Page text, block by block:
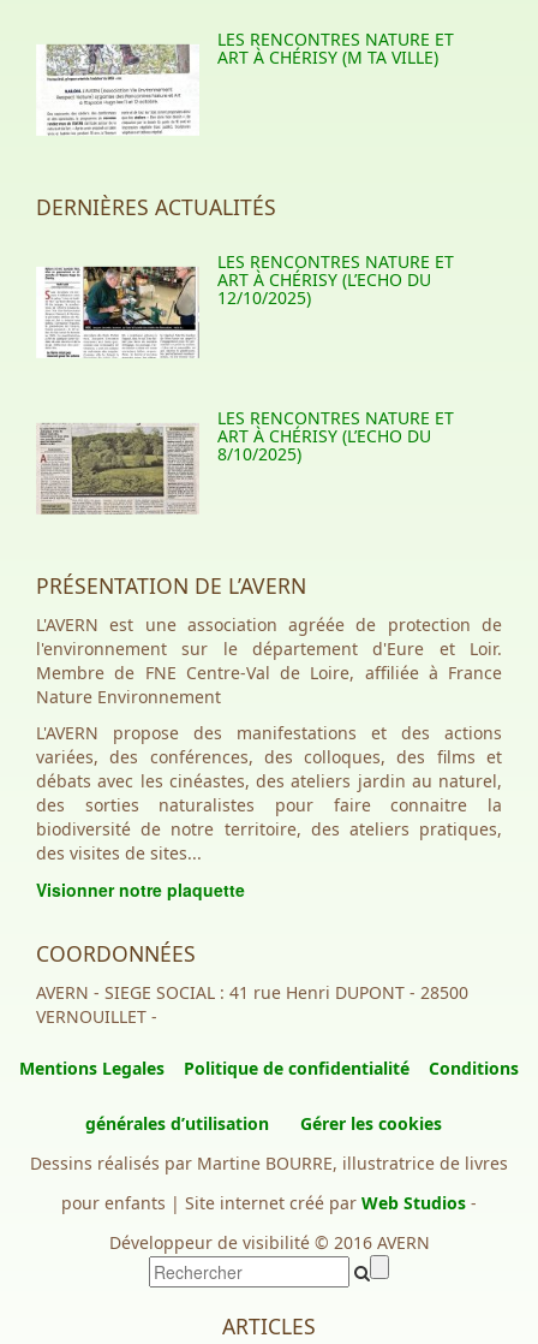
LES RENCONTRES NATURE ET
ART À CHÉRISY (M TA VILLE)
DERNIÈRES ACTUALITÉS
LES RENCONTRES NATURE ET
ART À CHÉRISY (L’ECHO DU
12/10/2025)
LES RENCONTRES NATURE ET
ART À CHÉRISY (L’ECHO DU
8/10/2025)
PRÉSENTATION DE L’AVERN
L'AVERN est une association agréée de protection de
l'environnement sur le département d'Eure et Loir.
Membre de FNE Centre-Val de Loire, affiliée à France
Nature Environnement
L'AVERN propose des manifestations et des actions
variées, des conférences, des colloques, des films et
débats avec les cinéastes, des ateliers jardin au naturel,
des sorties naturalistes pour faire connaitre la
biodiversité de notre territoire, des ateliers pratiques,
des visites de sites...
Visionner notre plaquette
COORDONNÉES
AVERN - SIEGE SOCIAL : 41 rue Henri DUPONT - 28500
VERNOUILLET -
Mentions Legales Politique de confidentialité Conditions
générales d’utilisation
Gérer les cookies
Dessins réalisés par Martine BOURRE, illustratrice de livres
pour enfants | Site internet créé par Web Studios -
Développeur de visibilité © 2016 AVERN
ARTICLES